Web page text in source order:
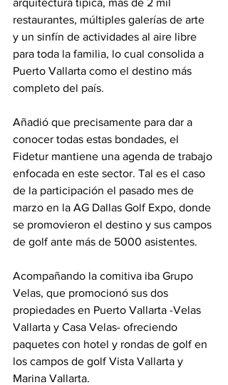
arquitectura típica, más de 2 mil
restaurantes, múltiples galerías de arte
y un sinfín de actividades al aire libre
para toda la familia, lo cual consolida a
Puerto Vallarta como el destino más
completo del país.
Añadió que precisamente para dar a
conocer todas estas bondades, el
Fidetur mantiene una agenda de trabajo
enfocada en este sector. Tal es el caso
de la participación el pasado mes de
marzo en la AG Dallas Golf Expo, donde
se promovieron el destino y sus campos
de golf ante más de 5000 asistentes.
Acompañando la comitiva iba Grupo
Velas, que promocionó sus dos
propiedades en Puerto Vallarta -Velas
Vallarta y Casa Velas- ofreciendo
paquetes con hotel y rondas de golf en
los campos de golf Vista Vallarta y
Marina Vallarta.